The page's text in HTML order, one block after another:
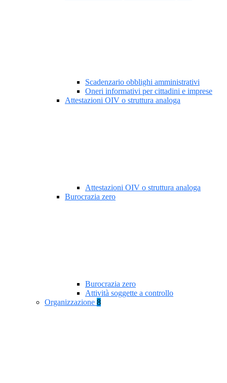
Scadenzario obblighi amministrativi
Oneri informativi per cittadini e imprese
Attestazioni OIV o struttura analoga
Attestazioni OIV o struttura analoga
Burocrazia zero
Burocrazia zero
Attività soggette a controllo
Organizzazione 8